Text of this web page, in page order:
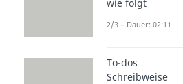
wie folgt
2/3 – Dauer: 02:11
To-dos
Schreibweise